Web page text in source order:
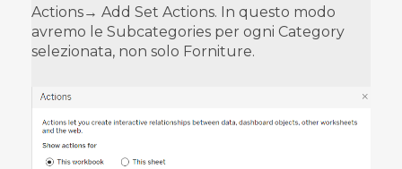
Actions→ Add Set Actions. In questo modo
avremo le Subcategories per ogni Category
selezionata, non solo Forniture.